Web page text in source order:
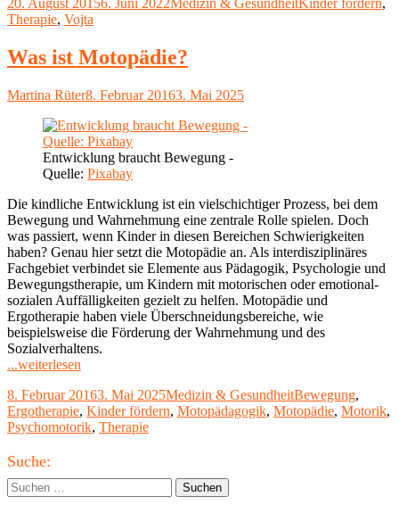
bei
gegen
den
des
behandeln"
am
20. August 20156. Juni 2022Medizin & GesundheitKinder fördern,
Therapie, Vojta
Was ist Motopädie?
Autor
Martina RüterVeröffentlicht
8. Februar 20163. Mai 2025
Entwicklung braucht Bewegung -
Quelle: Pixabay
Die kindliche Entwicklung ist ein vielschichtiger Prozess, bei dem
Bewegung und Wahrnehmung eine zentrale Rolle spielen. Doch
was passiert, wenn Kinder in diesen Bereichen Schwierigkeiten
haben? Genau hier setzt die Motopädie an. Als interdisziplinäres
Fachgebiet verbindet sie Elemente aus Pädagogik, Psychologie und
Bewegungstherapie, um Kindern mit motorischen oder emotional-
sozialen Auffälligkeiten gezielt zu helfen. Motopädie und
Ergotherapie haben viele Überschneidungsbereiche, wie
beispielsweise die Förderung der Wahrnehmung und des
Sozialverhaltens.
...weiterlesen
Motopädie?"
Veröffentlicht
am
8. Februar 20163. Mai 2025Kategorien
Medizin & GesundheitSchlagwörter
Bewegung,
Ergotherapie, Kinder fördern, Motopädagogik, Motopädie, Motorik,
Psychomotorik, Therapie
Haupt-
Seitenleiste
Suche:
Suchen
nach: